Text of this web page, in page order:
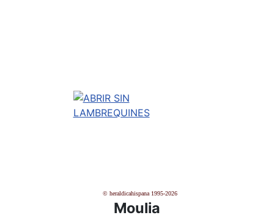
© heraldicahispana 1995-2026
Moulia